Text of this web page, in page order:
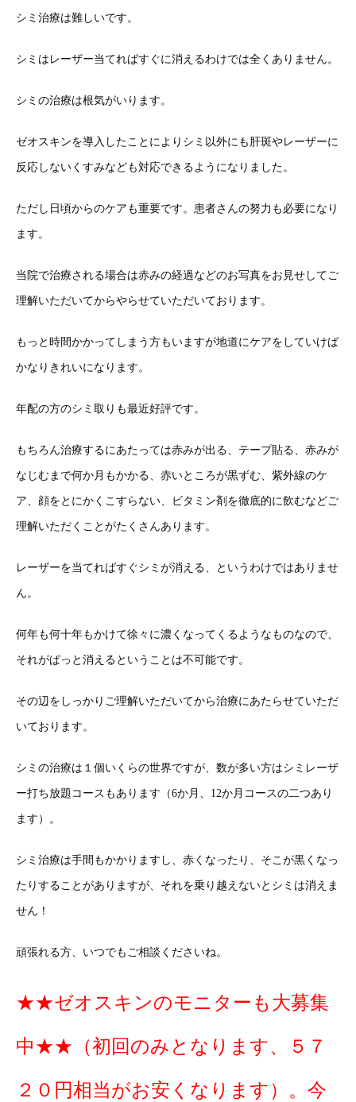
シミ治療は難しいです。
シミはレーザー当てればすぐに消えるわけでは全くありません。
シミの治療は根気がいります。
ゼオスキンを導入したことによりシミ以外にも肝斑やレーザーに
反応しないくすみなども対応できるようになりました。
ただし日頃からのケアも重要です。患者さんの努力も必要になり
ます。
当院で治療される場合は赤みの経過などのお写真をお見せしてご
理解いただいてからやらせていただいております。
もっと時間かかってしまう方もいますが地道にケアをしていけば
かなりきれいになります。
年配の方のシミ取りも最近好評です。
もちろん治療するにあたっては赤みが出る、テープ貼る、赤みが
なじむまで何か月もかかる、赤いところが黒ずむ、紫外線のケ
ア、顔をとにかくこすらない、ビタミン剤を徹底的に飲むなどご
理解いただくことがたくさんあります。
レーザーを当てればすぐシミが消える、というわけではありませ
ん。
何年も何十年もかけて徐々に濃くなってくるようなものなので、
それがぱっと消えるということは不可能です。
その辺をしっかりご理解いただいてから治療にあたらせていただ
いております。
シミの治療は１個いくらの世界ですが、数が多い方はシミレーザ
ー打ち放題コースもあります（6か月、12か月コースの二つあり
ます）。
シミ治療は手間もかかりますし、赤くなったり、そこが黒くなっ
たりすることがありますが、それを乗り越えないとシミは消えま
せん！
頑張れる方、いつでもご相談くださいね。
★★ゼオスキンのモニターも大募集
中★★（初回のみとなります、５７
２０円相当がお安くなります）。今